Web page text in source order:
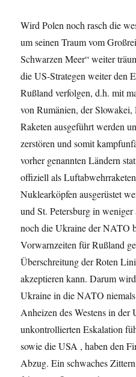
Wird Polen noch rasch die
um seinen Traum vom
Schwarzen Meer“ weiter
die US-Strategen weiter den
Rußland verfolgen, d.h. mit
von Rumänien, der
Raketen ausgeführt werden
zerstören und somit
vorher genannten Ländern
offiziell als
Nuklearköpfen ausgerüstet
und St. Petersburg in
noch die Ukraine der NATO
Vorwarnzeiten für Rußland
Überschreitung der Roten
akzeptieren kann. Darum
Ukraine in die NATO
Anheizen des Westens in
unkontrollierten Eskalation
sowie die USA , haben den
Abzug. Ein schwaches